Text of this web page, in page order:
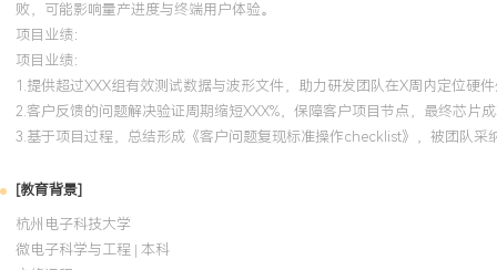
败，可能影响量产进度与终端用户体验。
项目业绩：
项目业绩：
1.提供超过XXX组有效测试数据与波形文件，助力研发团队在X周内定位硬
2.客户反馈的问题解决验证周期缩短XXX%，保障客户项目节点，最终芯片
3.基于项目过程，总结形成《客户问题复现标准操作checklist》，被团队采
[教育背景]
杭州电子科技大学
微电子科学与工程 | 本科